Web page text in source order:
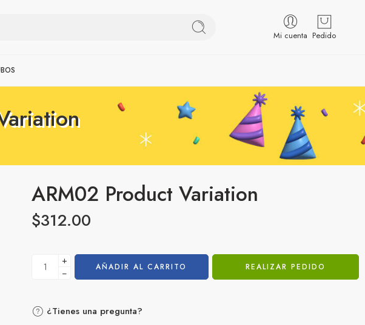
Mi cuenta Pedido
ARM02 Product Variation
$312.00
+
−
AÑADIR AL CARRITO REALIZAR PEDIDO
¿Tienes una pregunta?